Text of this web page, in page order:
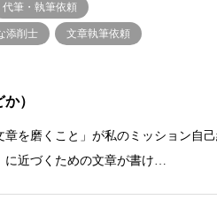
代筆・執筆依頼
添削士 文章執筆依頼
）
を磨くこと」が私のミッション自
に近づくための文章が書け…